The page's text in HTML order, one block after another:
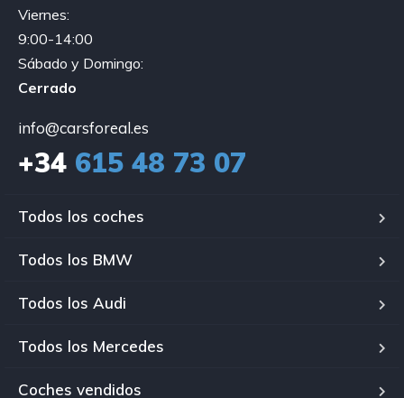
Viernes:
9:00-14:00
Sábado y Domingo:
Cerrado
info@carsforeal.es
+34 615 48 73 07
Todos los coches
Todos los BMW
Todos los Audi
Todos los Mercedes
Coches vendidos